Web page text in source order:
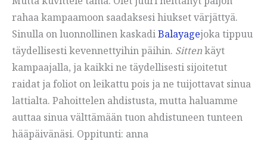
rahaa kampaamoon saadaksesi hiukset värjättyä.
Sinulla on luonnollinen kaskadiBalayagejoka tippuu
täydellisesti kevennettyihin päihin. Sittenkäyt
kampaajalla, ja kaikki ne täydellisesti sijoitetut
raidat ja foliot on leikattu pois ja ne tuijottavat sinua
lattialta. Pahoittelen ahdistusta, mutta haluamme
auttaa sinua välttämään tuon ahdistuneen tunteen
hääpäivänäsi. Oppitunti: anna